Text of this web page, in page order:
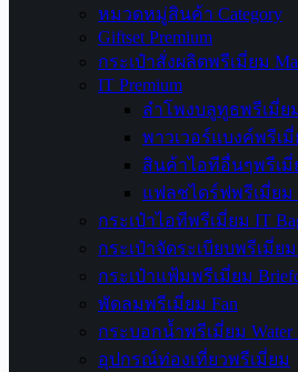
หมวดหมู่สินค้า Category
Giftset Premium
กระเป๋าสั่งผลิตพรีเมี่ยม
IT Premium
ลำโพงบลูทูธพรีเมี่ยม
พาวเวอร์แบงค์พรีเมี่
สินค้าไอทีอื่นๆพรีเมี่
แฟลชไดร์ฟพรีเมี่ยม
กระเป๋าไอทีพรีเมี่ยม IT
กระเป๋าจัดระเบียบพรีเมี่ยม
กระเป๋าแฟ้มพรีเมี่ยม
พัดลมพรีเมี่ยม Fan
กระบอกน้ำพรีเมี่ยม Water
อุปกรณ์ท่องเที่ยวพรีเมี่ยม